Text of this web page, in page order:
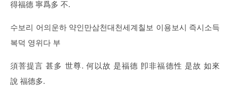
得福德 寧爲多 不.
수보리 어의운하 약인만삼천대천세계칠보 이용보시 즉시소득
복덕 영위다 부
須菩提言 甚多 世尊. 何以故 是福德 卽非福德性 是故 如來
說 福德多.